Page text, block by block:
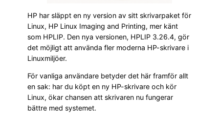
HP har släppt en ny version av sitt skrivarpaket för
Linux, HP Linux Imaging and Printing, mer känt
som HPLIP. Den nya versionen, HPLIP 3.26.4, gör
det möjligt att använda fler moderna HP-skrivare i
Linuxmiljöer.
För vanliga användare betyder det här framför allt
en sak: har du köpt en ny HP-skrivare och kör
Linux, ökar chansen att skrivaren nu fungerar
bättre med systemet.